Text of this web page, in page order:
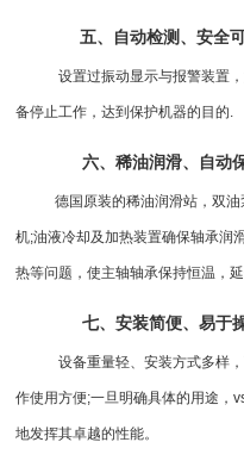
五、自动检测、安全
设置过振动显示与报警装置，
备停止工作，达到保护机器的目的.
六、稀油润滑、自动
德国原装的稀油润滑站，双油
机;油液冷却及加热装置确保轴承润
热等问题，使主轴轴承保持恒温，
七、安装简便、易于
设备重量轻、安装方式多样，
作使用方便;一旦明确具体的用途，
地发挥其卓越的性能。